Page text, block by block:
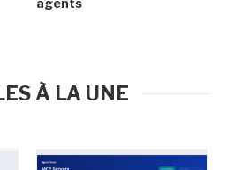
agents
À LA UNE